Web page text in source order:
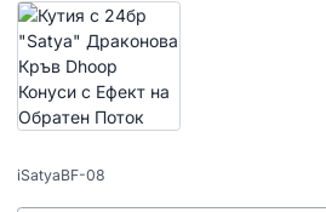
iSatyaBF-08